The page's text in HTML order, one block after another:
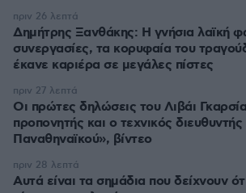
Δημήτρης Ξανθάκης: Η γνήσια λαϊκή
συνεργασίες, τα κορυφαία του
έκανε καριέρα σε μεγάλες πίστες
πριν 26 λεπτά
Οι πρώτες δηλώσεις του Λιβάι
προπονητής και ο τεχνικός διευθυντής
Παναθηναϊκού», βίντεο
πριν 27 λεπτά
Αυτά είναι τα σημάδια που δείχνουν
πριν 28 λεπτά